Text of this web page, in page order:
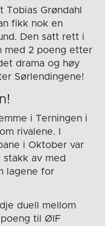
Tobias Grøndahl
fikk nok en
Den satt rett i
med 2 poeng etter
drama og høy
Sørlendingene!
i Terningen i
rivalene. I
i Oktober var
av med
lagene for
duell mellom
poeng til ØIF